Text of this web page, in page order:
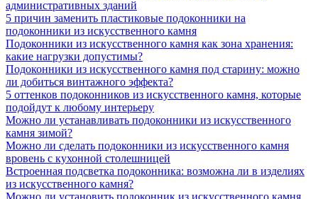
административных зданий
5 причин заменить пластиковые подоконники на
подоконники из искусственного камня
Подоконники из искусственного камня как зона хранения:
какие нагрузки допустимы?
Подоконники из искусственного камня под старину: можно
ли добиться винтажного эффекта?
5 оттенков подоконников из искусственного камня, которые
подойдут к любому интерьеру
Можно ли устанавливать подоконники из искусственного
камня зимой?
Можно ли сделать подоконники из искусственного камня
вровень с кухонной столешницей
Встроенная подсветка подоконника: возможна ли в изделиях
из искусственного камня?